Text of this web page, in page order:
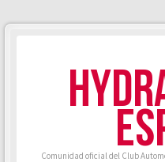
Comunidad oficial del Club